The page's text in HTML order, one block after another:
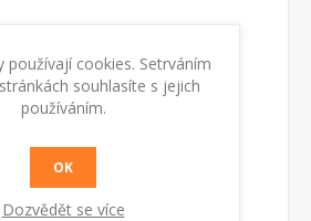
KOUPIT
používají cookies. Setrváním
souhlasíte s jejich
používáním.
OK
Dozvědět se více